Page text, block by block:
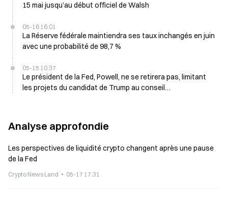
15 mai jusqu’au début officiel de Walsh
05-16 16:01
La Réserve fédérale maintiendra ses taux inchangés en juin
avec une probabilité de 98,7 %
05-15 10:37
Le président de la Fed, Powell, ne se retirera pas, limitant
les projets du candidat de Trump au conseil
Analyse approfondie
Les perspectives de liquidité crypto changent après une pause
de la Fed
Crypto News Land 05-17 17:31